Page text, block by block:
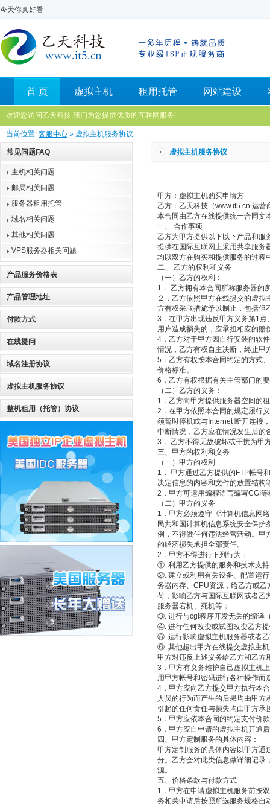
今天你真好看
首 页 虚拟主机 租用托管 网站建设
欢迎您访问乙天科技,我们为您提供优质的互联网服务!
当前位置: 客服中心 » 虚拟主机服务协议
常见问题FAQ
主机相关问题
邮局相关问题
服务器租用托管
域名相关问题
其他相关问题
VPS服务器相关问题
产品服务价格表
产品管理地址
付款方式
在线提问
域名注册协议
虚拟主机服务协议
整机租用（托管）协议
虚拟主机服务协议
甲方：虚拟主机购买申请方
乙方：乙天科技（www.it5.cn 运营
本合同由乙方在线提供统一合同文
一、 合作事项
乙方为甲方提供以下以下产品和服
提供在国际互联网上采用共享服务
均以双方在购买和提供服务的过程
二、 乙方的权利和义务
（一）乙方的权利：
1． 乙方拥有本合同所称服务器的
２．乙方依照甲方在线提交的虚
方有权采取措施予以制止，包括但
3．在甲方出现违反甲方义务第1
用户造成损失的，应承担相应的赔
4．乙方对于甲方因自行安装的软
情况，乙方有权自主决断，终止甲
5．乙方有权按本合同约定的方式
价格标准。
6．乙方有权根据有关主管部门的
（二）乙方的义务：
1．乙方向甲方提供服务器空间的
2．在甲方依照本合同的规定履行
须暂时停机或与Internet 断开连接
中断情况，乙方应在情况发生后的
3． 乙方不得无故破坏或干扰为甲
三、甲方的权利和义务
（一）甲方的权利
1． 甲方通过乙方提供的FTP帐号
决定信息的内容和文件的放置结构
2．甲方可运用编程语言编写CGI
（二）甲方的义务
1．甲方必须遵守《计算机信息网
民共和国计算机信息系统安全保
例，不得做任何违法经营活动。甲
的经济损失承担全部责任。
2．甲方不得进行下列行为：
①. 利用乙方提供的服务和技术支
②. 建立或利用有关设备、配置运
务器内存、CPU资源，给乙方或
荷，影响乙方与国际互联网或者乙
服务器宕机、死机等；
③. 进行与cgi程序开发无关的编译
④. 进行任何改变或试图改变乙方
⑤. 运行影响虚拟主机服务器或者
⑥. 其他超出甲方在线提交虚拟主
甲方对违反上述义务给乙方和乙方
3．甲方有义务维护自己虚拟主机
用甲方帐号和密码进行各种操作而
4．甲方应向乙方提交甲方执行本
人员的行为而产生的后果均由甲
引起的任何责任与损失均由甲方承
5．甲方应依本合同的约定支付价
6．甲方应自申请的虚拟主机开通
四、甲方定制服务的具体内容：
甲方定制服务的具体内容以甲方通
分。乙方会对此类信息做详细记录
源。
五、价格条款与付款方式
1．甲方在申请虚拟主机服务前按
务相关申请后按照所选服务规格自